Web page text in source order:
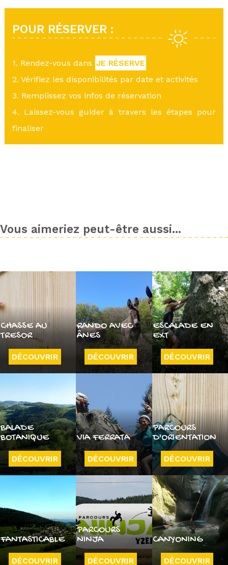
POUR RÉSERVER :
1. Rendez-vous dans JE RÉSERVE
2. Vérifiez les disponibilités par date et activités
3. Remplissez vos infos de réservation
4. Laissez-vous guider à travers les étapes pour
finaliser
Vous aimeriez peut-être aussi...
CHASSE AU
TRESOR
DÉCOUVRIR
RANDO AVEC
ÂNES
DÉCOUVRIR
ESCALADE EN
EXT
DÉCOUVRIR
BALADE
BOTANIQUE
DÉCOUVRIR
VIA FERRATA
DÉCOUVRIR
PARCOURS
D'ORIENTATION
DÉCOUVRIR
FANTASTICABLE
DÉCOUVRIR
PARCOURS
NINJA
DÉCOUVRIR
CANYONING
DÉCOUVRIR